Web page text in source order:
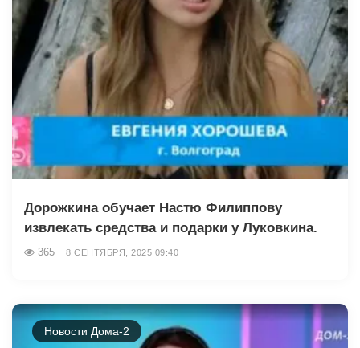
Дорожкина обучает Настю Филиппову
извлекать средства и подарки у Луковкина.
365 8 СЕНТЯБРЯ, 2025 09:40
Новости Дома-2